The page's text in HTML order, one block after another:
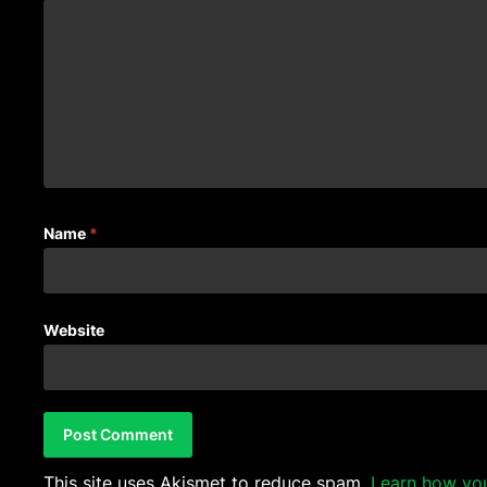
Name *
Website